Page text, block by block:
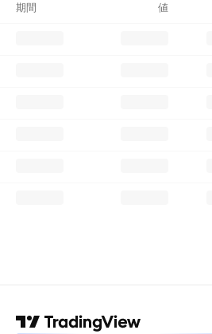
期間 値